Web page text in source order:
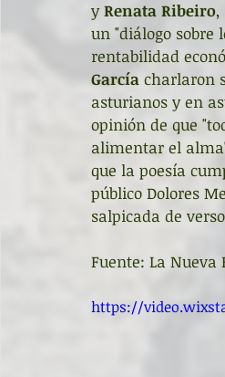
Día Mundial de la Poesía
Entonces Vengo del
y Renata Ribeiro,
un "diálogo
rentabilidad
García charlaron
asturianos y en
opinión de que
alimentar el
que la poesía
público Dolores
salpicada de
Fuente: La
https://